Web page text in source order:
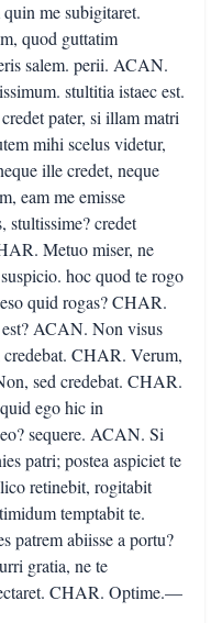
me subigitaret.
quod guttatim
salem. perii. ACAN.
stultitia istaec est.
pater, si illam matri
mihi scelus videtur,
ille credet, neque
eam me emisse
credet
Metuo miser, ne
hoc quod te rogo
quid rogas? CHAR.
est? ACAN. Non visus
CHAR. Verum,
sed credebat. CHAR.
ego hic in
sequere. ACAN. Si
patri; postea aspiciet te
retinebit, rogitabit
temptabit te.
patrem abiisse a portu?
gratia, ne te
CHAR. Optime.—